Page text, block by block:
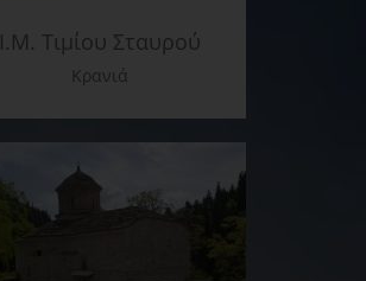
Ι.Μ. Τιμίου Σταυρού
Κρανιά